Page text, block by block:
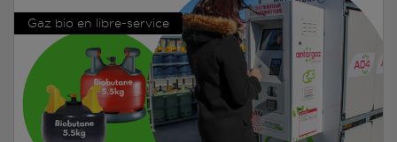
Gaz bio en libre-service